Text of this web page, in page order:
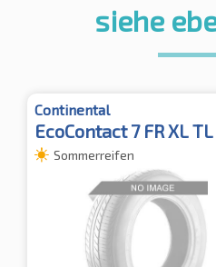
siehe
Continental
EcoContact 7 FR XL TL
Sommerreifen